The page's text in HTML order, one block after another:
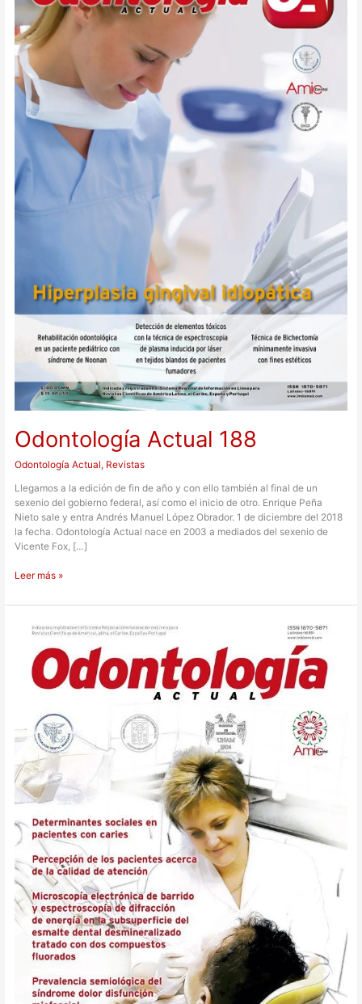
Odontología Actual 188
Odontología Actual, Revistas
Llegamos a la edición de fin de año y con ello también al final de un
sexenio del gobierno federal, así como el inicio de otro. Enrique Peña
Nieto sale y entra Andrés Manuel López Obrador. 1 de diciembre del 2018
la fecha. Odontología Actual nace en 2003 a mediados del sexenio de
Vicente Fox, […]
Leer más »
Odontología